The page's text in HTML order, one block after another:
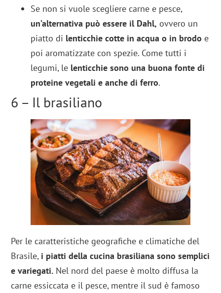
Se non si vuole scegliere carne e pesce,
un’alternativa può essere il Dahl, ovvero un
piatto di lenticchie cotte in acqua o in brodo e
poi aromatizzate con spezie. Come tutti i
legumi, le lenticchie sono una buona fonte di
proteine vegetali e anche di ferro.
6 – Il brasiliano
Per le caratteristiche geografiche e climatiche del
Brasile, i piatti della cucina brasiliana sono semplici
e variegati. Nel nord del paese è molto diffusa la
carne essiccata e il pesce, mentre il sud è famoso